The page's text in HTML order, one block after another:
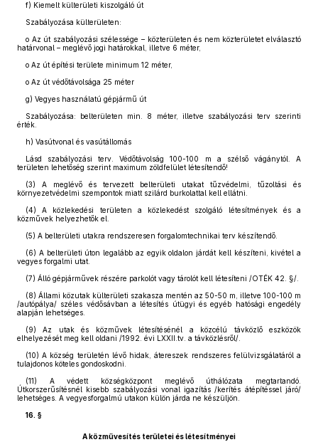
f) Kiemelt külterületi kiszolgáló út
Szabályozása külterületen:
o Az út szabályozási szélessége – közterületen és nem közterületet elválasztó
határvonal – meglévő jogi határokkal, illetve 6 méter,
o Az út építési területe minimum 12 méter,
o Az út védőtávolsága 25 méter
g) Vegyes használatú gépjármű út
Szabályozása: belterületen min. 8 méter, illetve szabályozási terv szerinti
érték.
h) Vasútvonal és vasútállomás
Lásd szabályozási terv. Védőtávolság 100-100 m a szélső vágánytól. A
területen lehetőség szerint maximum zöldfelület létesítendő!
(3) A meglévő és tervezett belterületi utakat tűzvédelmi, tűzoltási és
környezetvédelmi szempontok miatt szilárd burkolattal kell ellátni.
(4) A közlekedési területen a közlekedést szolgáló létesítmények és a
közművek helyezhetők el.
(5) A belterületi utakra rendszeresen forgalomtechnikai terv készítendő.
(6) A belterületi úton legalább az egyik oldalon járdát kell készíteni, kivétel a
vegyes forgalmi utat.
(7) Álló gépjárművek részére parkolót vagy tárolót kell létesíteni /OTÉK 42. §/.
(8) Állami közutak külterületi szakasza mentén az 50-50 m, illetve 100-100 m
/autópálya/ széles védősávban a létesítés útügyi és egyéb hatósági engedély
alapján lehetséges.
(9) Az utak és közművek létesítésénél a közcélú távközlő eszközök
elhelyezését meg kell oldani /1992. évi LXXII.tv. a távközlésről/.
(10) A község területén lévő hidak, átereszek rendszeres felülvizsgálatáról a
tulajdonos köteles gondoskodni.
(11) A védett községközpont meglévő úthálózata megtartandó.
Útkorszerűsítésnél kisebb szabályozási vonal igazítás /kerítés átépítéssel járó/
lehetséges. A vegyesforgalmú utakon külön járda ne készüljön.
16. §
A közművesítés területei és létesítményei